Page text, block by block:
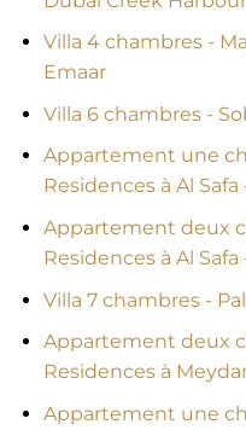
Villa 4 chambres -
Emaar
Villa 6 chambres -
Appartement une
Residences à Al
Appartement deux
Residences à Al
Villa 7 chambres -
Appartement deux
Residences à
Appartement une